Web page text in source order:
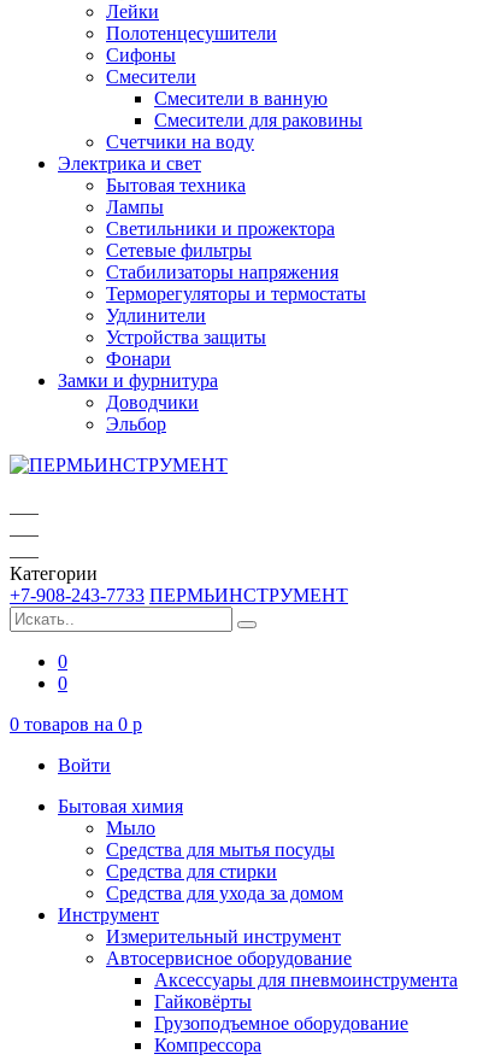
Лейки
Полотенцесушители
Сифоны
Смесители
Смесители в ванную
Смесители для раковины
Счетчики на воду
Электрика и свет
Бытовая техника
Лампы
Светильники и прожектора
Сетевые фильтры
Стабилизаторы напряжения
Терморегуляторы и термостаты
Удлинители
Устройства защиты
Фонари
Замки и фурнитура
Доводчики
Эльбор
Категории
+7-908-243-7733 ПЕРМЬИНСТРУМЕНТ
0
0
0 товаров на 0 p
Войти
Бытовая химия
Мыло
Средства для мытья посуды
Средства для стирки
Средства для ухода за домом
Инструмент
Измерительный инструмент
Автосервисное оборудование
Аксессуары для пневмоинструмента
Гайковёрты
Грузоподъемное оборудование
Компрессора